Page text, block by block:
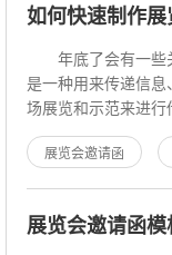
如何快速制作
年底了会有一些
是一种用来传递信
场展览和示范来进
有很多注意细节，下
展览会邀请函
展览会邀请函